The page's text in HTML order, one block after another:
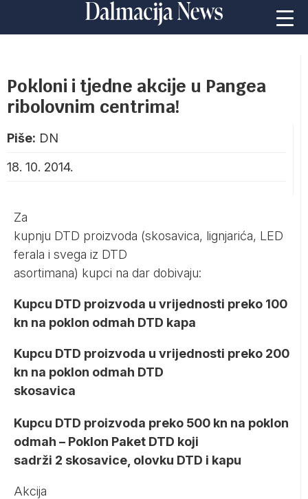
Pokloni i tjedne akcije u Pangea
ribolovnim centrima!
Piše: DN
18. 10. 2014.
Za
kupnju DTD proizvoda (skosavica, lignjarića, LED
ferala i svega iz DTD
asortimana) kupci na dar dobivaju:
Kupcu DTD proizvoda u vrijednosti preko 100
kn na poklon odmah DTD kapa
Kupcu DTD proizvoda u vrijednosti preko 200
kn na poklon odmah DTD
skosavica
Kupcu DTD proizvoda preko 500 kn na poklon
odmah – Poklon Paket DTD koji
sadrži 2 skosavice, olovku DTD i kapu
Akcija